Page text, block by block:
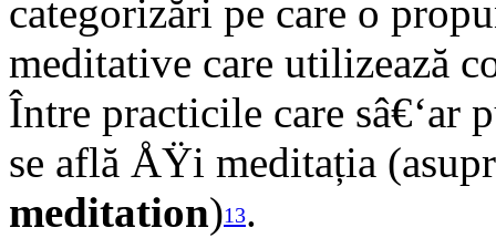
categorizări pe care o
meditative care utilizează
Între practicile care sâ€‘ar
se află ÅŸi meditația
meditation)13.